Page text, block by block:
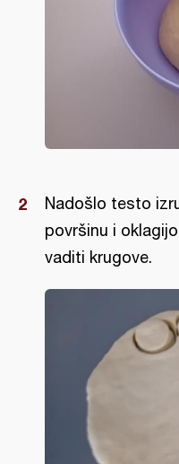
Nadošlo testo
površinu i
vaditi krugove.